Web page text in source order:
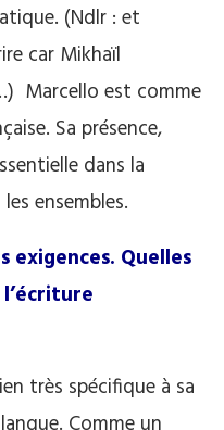
(Ndlr : et
car Mikhaïl
Marcello est comme
Sa présence,
dans la
ensembles.
exigences. Quelles
très spécifique à sa